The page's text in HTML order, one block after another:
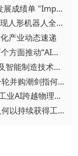
▪ 施耐德电气发布2026上半年可持续发展成绩单 "Impact 2030"路线图开局稳健
▪ 谷歌发布Gemini Robotics 2模型 实现人形机器人全身智能控制突破
产业动态速递
▪ 汇川技术首次披露AI战略进展：从两个方面推动“AI业务化”落地
▪ 聚焦智造新机遇！2026 青岛数字化及智能制造技术论坛圆满落幕
▪ 相继宣布重磅收购，自动化巨头新一轮并购潮剑指何方？
▪ 西门子Eigen工程智能体落地中国，工业AI跨越物理世界“确定性”拐点
▪ 与哈金森达成战略合作，乐聚机器人何以持续获得工业巨头青睐？